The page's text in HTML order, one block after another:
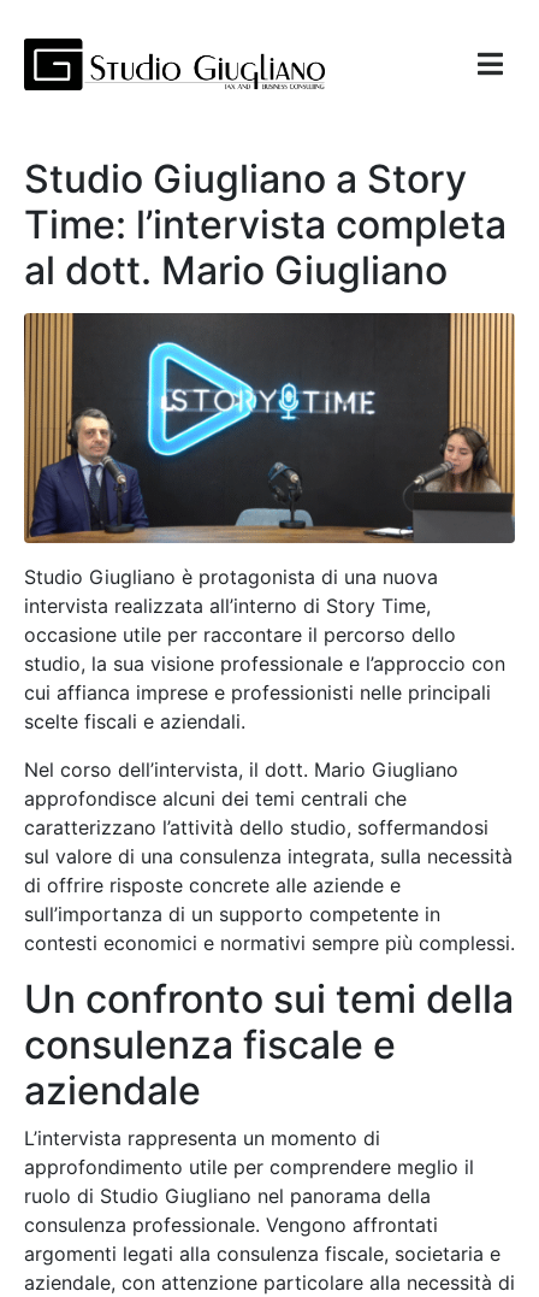
Studio Giugliano a Story
Time: l’intervista completa
al dott. Mario Giugliano
Studio Giugliano è protagonista di una nuova
intervista realizzata all’interno di Story Time,
occasione utile per raccontare il percorso dello
studio, la sua visione professionale e l’approccio con
cui affianca imprese e professionisti nelle principali
scelte fiscali e aziendali.
Nel corso dell’intervista, il dott. Mario Giugliano
approfondisce alcuni dei temi centrali che
caratterizzano l’attività dello studio, soffermandosi
sul valore di una consulenza integrata, sulla necessità
di offrire risposte concrete alle aziende e
sull’importanza di un supporto competente in
contesti economici e normativi sempre più complessi.
Un confronto sui temi della
consulenza fiscale e
aziendale
L’intervista rappresenta un momento di
approfondimento utile per comprendere meglio il
ruolo di Studio Giugliano nel panorama della
consulenza professionale. Vengono affrontati
argomenti legati alla consulenza fiscale, societaria e
aziendale, con attenzione particolare alla necessità di